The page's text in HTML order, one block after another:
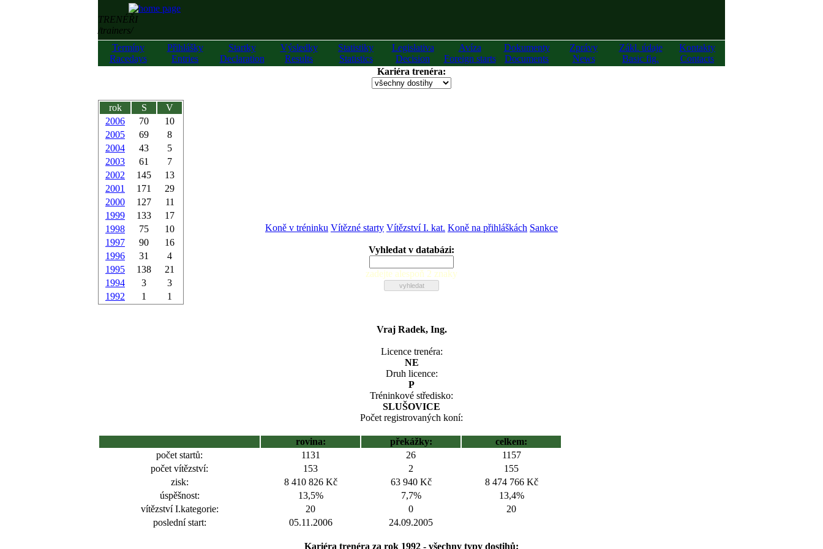
TRENÉŘI
/trainers/
Termíny
Racedays
Přihlášky
Entries
Startky
Declaration
Výsledky
Results
Statistiky
Statistics
Legislativa
Decision
Avíza
Foreign starts
Dokumenty
Documents
Zprávy
News
Zákl. údaje
Basic fig.
Kontakty
Contacts
Kariéra trenéra:
rok S
V
2006
70
10
2005
69
8
2004
43
5
2003
61
7
2002
145
13
2001
171
29
2000
127
11
1999
133
17
1998
75
10
1997
90
16
1996
31
4
1995
138
21
1994
3
3
1992
1 1
Koně v tréninku Vítězné starty Vítězství I. kat. Koně na přihláškách Sankce
Vyhledat v databázi:
zadejte alespoň 2 znaky
Vraj Radek, Ing.
Licence trenéra:
NE
Druh licence:
P
Tréninkové středisko:
SLUŠOVICE
Počet registrovaných koní:
rovina: překážky:
celkem:
počet startů:
1131 26
1157
počet vítězství:
153 2
155
zisk:
8 410 826 Kč 63 940 Kč
8 474 766 Kč
úspěšnost:
13,5% 7,7%
13,4%
vítězství I.kategorie:
20 0
20
poslední start:
05.11.2006 24.09.2005
Kariéra trenéra za rok 1992 - všechny typy dostihů: